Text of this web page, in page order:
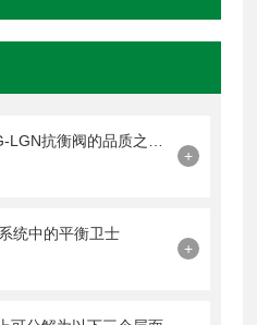
+
统中的平衡卫士
+